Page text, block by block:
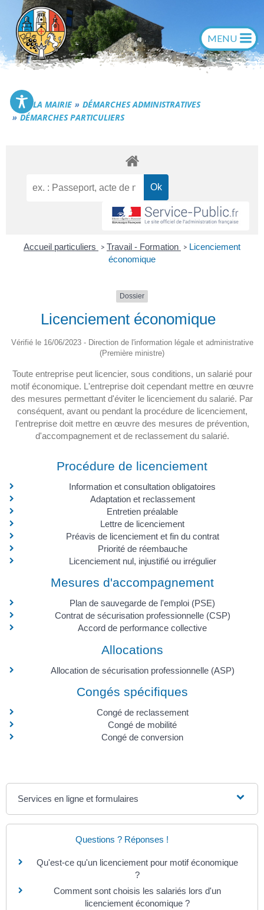
contenu
Commune de Générac
LA MAIRIE
DÉMARCHES ADMINISTRATIVES
DÉMARCHES PARTICULIERS
Accueil particuliers > Travail - Formation > Licenciement
économique
Dossier
Licenciement économique
Vérifié le 16/06/2023 - Direction de l'information légale et administrative
(Première ministre)
Toute entreprise peut licencier, sous conditions, un salarié pour
motif économique. L'entreprise doit cependant mettre en œuvre
des mesures permettant d'éviter le licenciement du salarié. Par
conséquent, avant ou pendant la procédure de licenciement,
l'entreprise doit mettre en œuvre des mesures de prévention,
d'accompagnement et de reclassement du salarié.
Procédure de licenciement
Information et consultation obligatoires
Adaptation et reclassement
Entretien préalable
Lettre de licenciement
Préavis de licenciement et fin du contrat
Priorité de réembauche
Licenciement nul, injustifié ou irrégulier
Mesures d'accompagnement
Plan de sauvegarde de l'emploi (PSE)
Contrat de sécurisation professionnelle (CSP)
Accord de performance collective
Allocations
Allocation de sécurisation professionnelle (ASP)
Congés spécifiques
Congé de reclassement
Congé de mobilité
Congé de conversion
Services en ligne et formulaires
Questions ? Réponses !
Qu'est-ce qu'un licenciement pour motif économique
?
Comment sont choisis les salariés lors d'un
licenciement économique ?